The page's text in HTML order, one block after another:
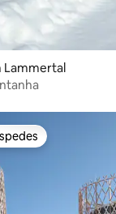
Lammertal
dos